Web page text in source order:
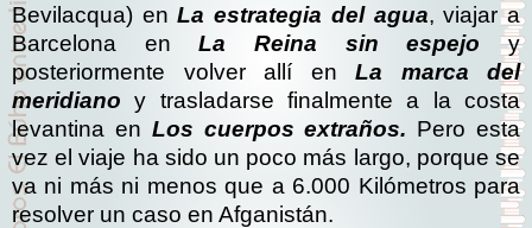
Bevilacqua) enLa estrategia del agua, viajar a
Barcelona enLa Reina sin espejoy
posteriormente volver allí en La marca del
meridiano y trasladarse finalmente a la costa
levantina en Los cuerpos extraños. Pero esta
vez el viaje ha sido un poco más largo, porque se
va ni más ni menos que a 6.000 Kilómetros para
resolver un caso en Afganistán.